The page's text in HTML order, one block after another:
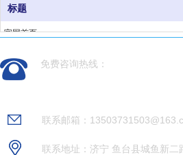
标题
官网首页
常见问题
关于我们
免费咨询热线：
联系邮箱：
联系地址：济宁 鱼台县城鱼新二